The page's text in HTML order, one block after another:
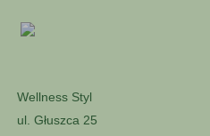
Wellness Styl
ul. Głuszca 25